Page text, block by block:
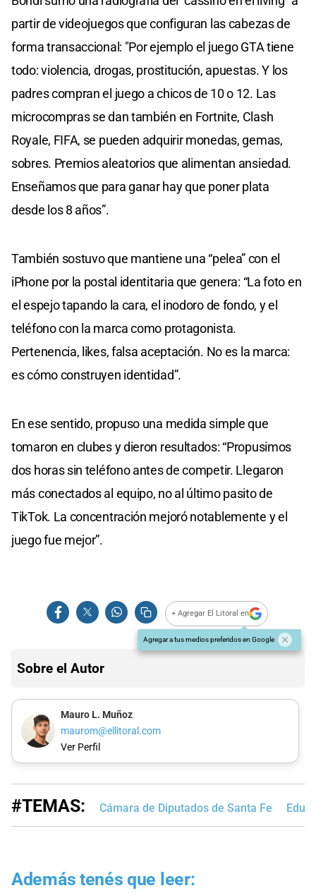
partir de videojuegos que configuran las cabezas de
forma transaccional: "Por ejemplo el juego GTA tiene
todo: violencia, drogas, prostitución, apuestas. Y los
padres compran el juego a chicos de 10 o 12. Las
microcompras se dan también en Fortnite, Clash
Royale, FIFA, se pueden adquirir monedas, gemas,
sobres. Premios aleatorios que alimentan ansiedad.
Enseñamos que para ganar hay que poner plata
desde los 8 años”.
También sostuvo que mantiene una “pelea” con el
iPhone por la postal identitaria que genera: “La foto en
el espejo tapando la cara, el inodoro de fondo, y el
teléfono con la marca como protagonista.
Pertenencia, likes, falsa aceptación. No es la marca:
es cómo construyen identidad”.
En ese sentido, propuso una medida simple que
tomaron en clubes y dieron resultados: “Propusimos
dos horas sin teléfono antes de competir. Llegaron
más conectados al equipo, no al último pasito de
TikTok. La concentración mejoró notablemente y el
juego fue mejor”.
+ Agregar El Litoral en
Agregar a tus medios preferidos en Google
Sobre el Autor
Mauro L. Muñoz
maurom@ellitoral.com
Ver Perfil
#TEMAS: Cámara de Diputados de Santa Fe
Además tenés que leer: